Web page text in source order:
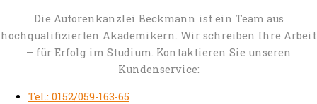
Die Autorenkanzlei Beckmann ist ein Team aus
hochqualifizierten Akademikern. Wir schreiben Ihre Arbeit
– für Erfolg im Studium. Kontaktieren Sie unseren
Kundenservice:
Tel.: 0152/059-163-65